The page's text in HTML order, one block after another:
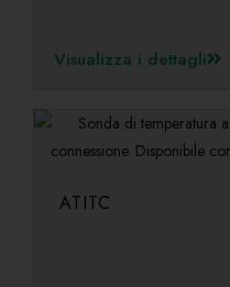
Visualizza i dettagli
ATITC